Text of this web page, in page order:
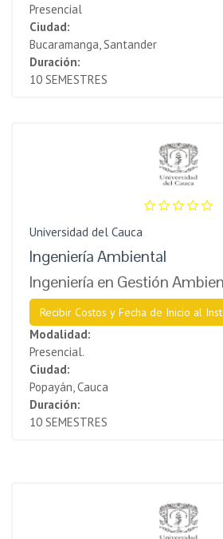
Presencial
Ciudad:
Bucaramanga, Santander
Duración:
10 SEMESTRES
Universidad del Cauca
Ingeniería Ambiental
Ingeniería en Gestión
Recibir Costos y Fecha de Inicio al
Modalidad:
Presencial.
Ciudad:
Popayán, Cauca
Duración:
10 SEMESTRES